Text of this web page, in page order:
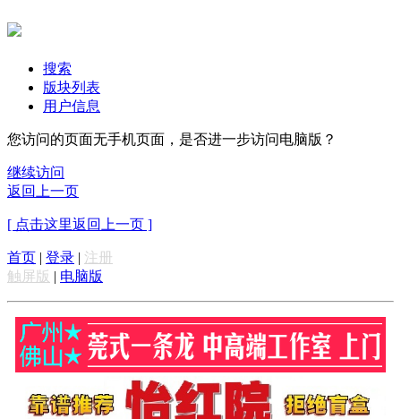
搜索
版块列表
用户信息
您访问的页面无手机页面，是否进一步访问电脑版？
继续访问
返回上一页
[ 点击这里返回上一页 ]
首页 | 登录 | 注册
触屏版 | 电脑版